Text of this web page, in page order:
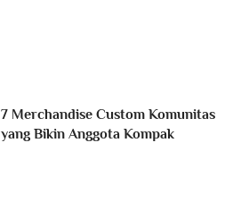
7 Merchandise Custom Komunitas
yang Bikin Anggota Kompak